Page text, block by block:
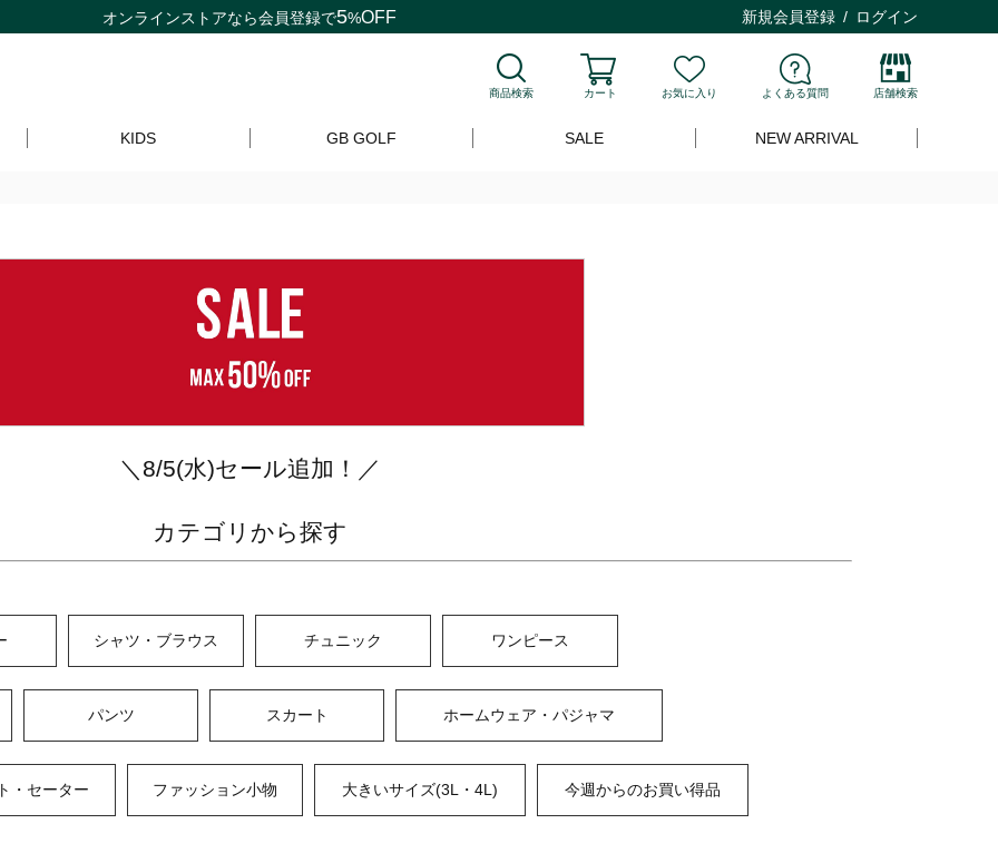
オンラインストアなら会員登録で5%OFF 新規会員登録 ログイン
商品検索 カート お気に入り よくある質問 店舗検索
KIDS GB GOLF SALE NEW ARRIVAL
＼8/5(水)セール追加！／
カテゴリから探す
シャツ・ブラウス チュニック ワンピース
パンツ スカート ホームウェア・パジャマ
・セーター ファッション小物 大きいサイズ(3L・4L) 今週からのお買い得品